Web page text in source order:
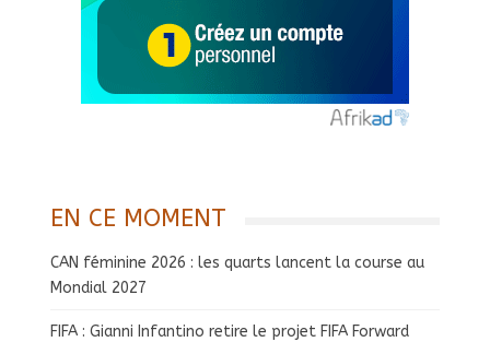
EN CE MOMENT
CAN féminine 2026 : les quarts lancent la course au
Mondial 2027
FIFA : Gianni Infantino retire le projet FIFA Forward